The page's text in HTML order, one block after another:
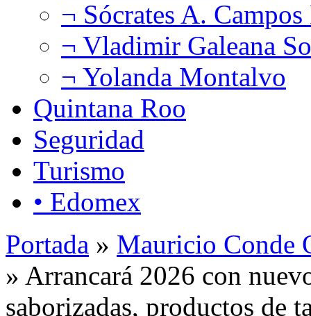
¬ Sócrates A.
¬ Vladimir Galeana
¬ Yolanda Montalvo
Quintana Roo
Seguridad
Turismo
• Edomex
Portada » Mauricio Conde
» Arrancará 2026 con
saborizadas, productos de